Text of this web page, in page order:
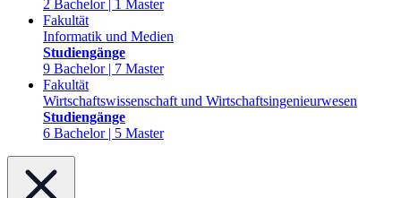
2 Bachelor | 1 Master
Fakultät
Informatik und Medien
Studiengänge
9 Bachelor | 7 Master
Fakultät
Wirtschaftswissenschaft und Wirtschaftsingenieurwesen
Studiengänge
6 Bachelor | 5 Master